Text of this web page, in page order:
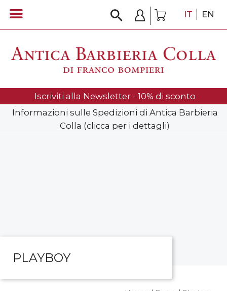
IT EN
Iscriviti alla Newsletter - 10% di sconto
Informazioni sulle Spedizioni di Antica Barbieria
Colla (clicca per i dettagli)
PLAYBOY